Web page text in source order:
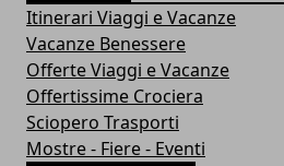
Itinerari Viaggi e Vacanze
Vacanze Benessere
Offerte Viaggi e Vacanze
Offertissime Crociera
Sciopero Trasporti
Mostre - Fiere - Eventi